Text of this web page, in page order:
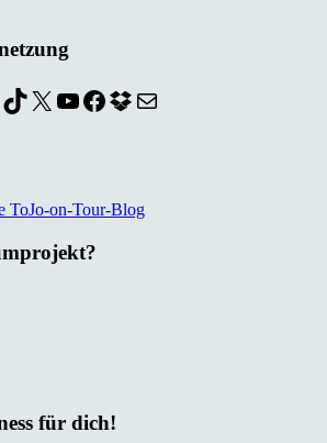
TikTok
X YouTube
Facebook
Dropbox
E-Mail
ToJo-on-Tour-Blog
für dich!